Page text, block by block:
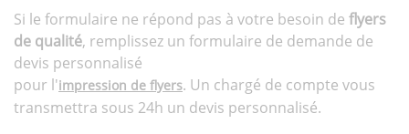
Si le formulaire ne répond pas à votre besoin de flyers
de qualité, remplissez un formulaire de demande de
devis personnalisé
pour l'impression de flyers. Un chargé de compte vous
transmettra sous 24h un devis personnalisé.